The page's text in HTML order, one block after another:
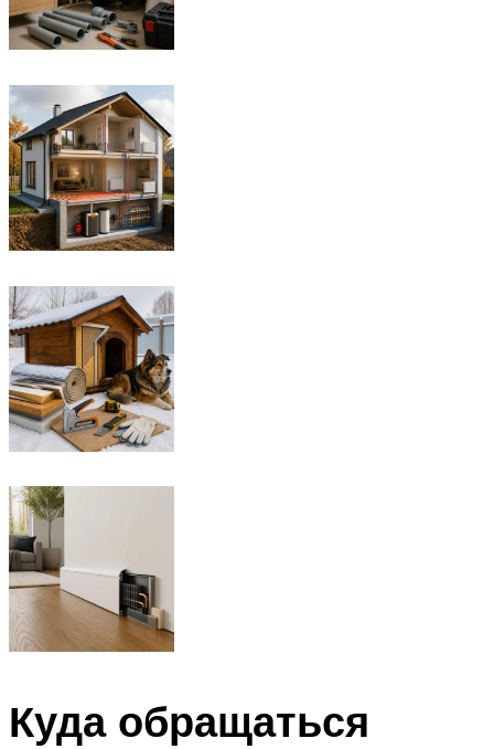
Куда обращаться